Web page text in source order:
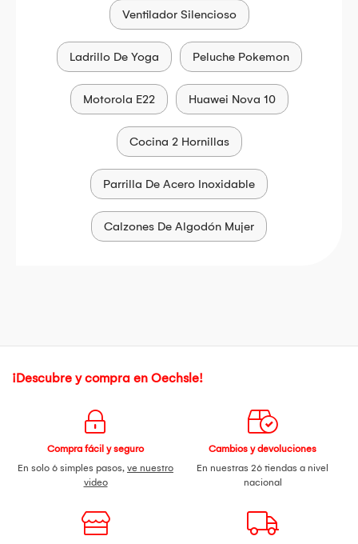
Ventilador Silencioso
Ladrillo De Yoga Peluche Pokemon
Motorola E22 Huawei Nova 10
Cocina 2 Hornillas
Parrilla De Acero Inoxidable
Calzones De Algodón Mujer
¡Descubre y compra en Oechsle!
Compra fácil y seguro
En solo 6 simples pasos, ve nuestro
video
Cambios y devoluciones
En nuestras 26 tiendas a nivel
nacional